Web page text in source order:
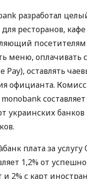
разработал
ресторанов,
посетителям
меню, оплачивать
Pay), оставлять
официанта.
составляет
украинских банков
плата за услугу
1,2% от
и 2% с карт